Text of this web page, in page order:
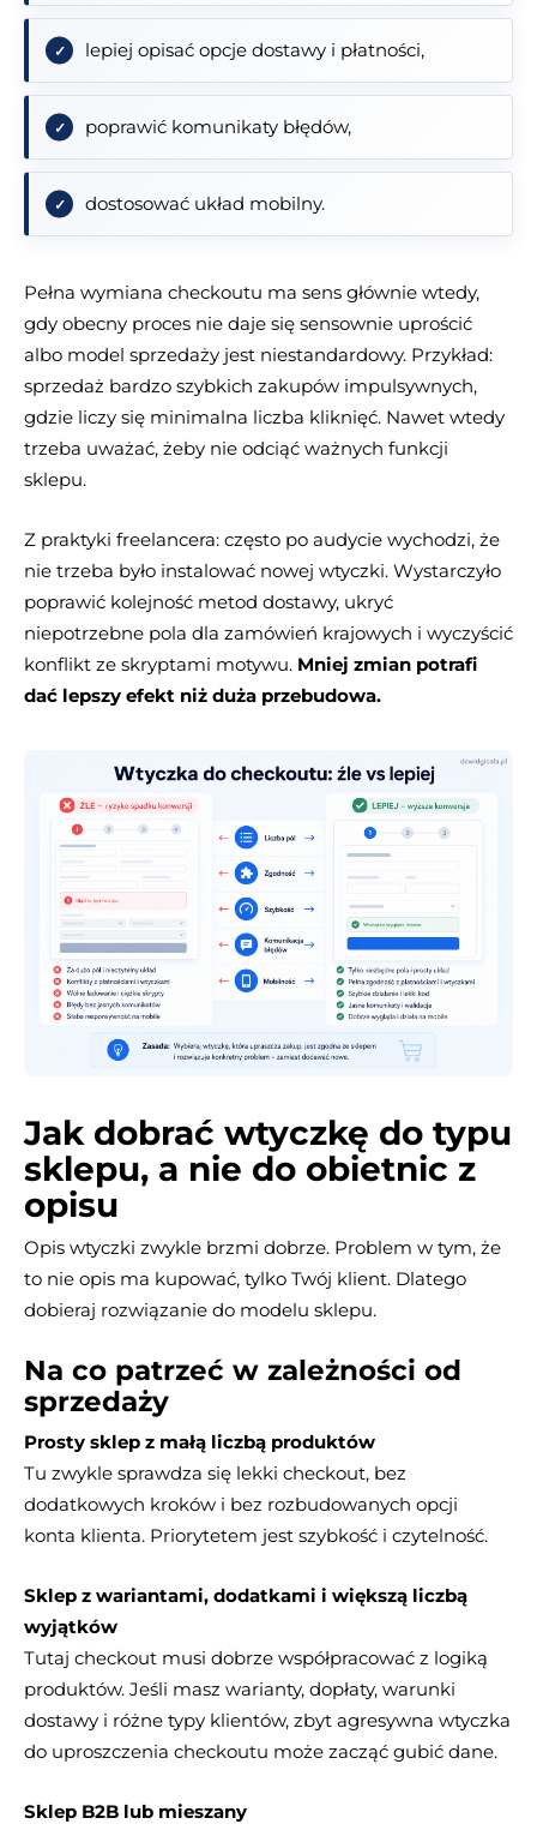
lepiej opisać opcje dostawy i płatności,
poprawić komunikaty błędów,
dostosować układ mobilny.
Pełna wymiana checkoutu ma sens głównie wtedy,
gdy obecny proces nie daje się sensownie uprościć
albo model sprzedaży jest niestandardowy. Przykład:
sprzedaż bardzo szybkich zakupów impulsywnych,
gdzie liczy się minimalna liczba kliknięć. Nawet wtedy
trzeba uważać, żeby nie odciąć ważnych funkcji
sklepu.
Z praktyki freelancera: często po audycie wychodzi, że
nie trzeba było instalować nowej wtyczki. Wystarczyło
poprawić kolejność metod dostawy, ukryć
niepotrzebne pola dla zamówień krajowych i wyczyścić
konflikt ze skryptami motywu. Mniej zmian potrafi
dać lepszy efekt niż duża przebudowa.
Jak dobrać wtyczkę do typu
sklepu, a nie do obietnic z
opisu
Opis wtyczki zwykle brzmi dobrze. Problem w tym, że
to nie opis ma kupować, tylko Twój klient. Dlatego
dobieraj rozwiązanie do modelu sklepu.
Na co patrzeć w zależności od
sprzedaży
Prosty sklep z małą liczbą produktów
Tu zwykle sprawdza się lekki checkout, bez
dodatkowych kroków i bez rozbudowanych opcji
konta klienta. Priorytetem jest szybkość i czytelność.
Sklep z wariantami, dodatkami i większą liczbą
wyjątków
Tutaj checkout musi dobrze współpracować z logiką
produktów. Jeśli masz warianty, dopłaty, warunki
dostawy i różne typy klientów, zbyt agresywna wtyczka
do uproszczenia checkoutu może zacząć gubić dane.
Sklep B2B lub mieszany